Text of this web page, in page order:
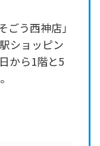
う西神店」
ショッピン
から1階と5